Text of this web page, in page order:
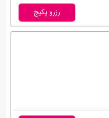
رزرو پکیج